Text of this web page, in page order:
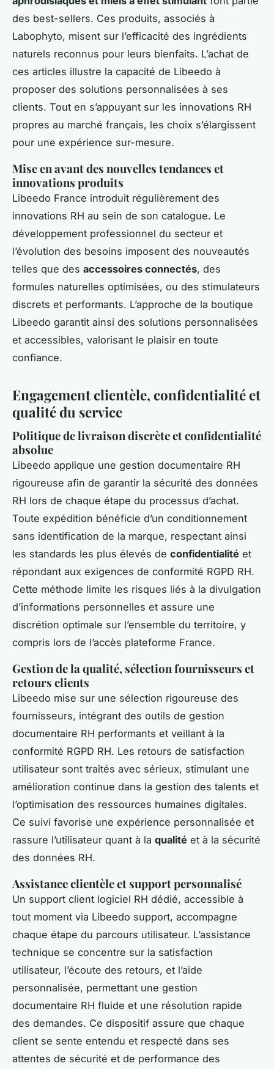
des best-sellers. Ces produits, associés à
Labophyto, misent sur l’efficacité des ingrédients
naturels reconnus pour leurs bienfaits. L’achat de
ces articles illustre la capacité de Libeedo à
proposer des solutions personnalisées à ses
clients. Tout en s’appuyant sur les innovations RH
propres au marché français, les choix s’élargissent
pour une expérience sur-mesure.
Mise en avant des nouvelles tendances et
innovations produits
Libeedo France introduit régulièrement des
innovations RH au sein de son catalogue. Le
développement professionnel du secteur et
l’évolution des besoins imposent des nouveautés
telles que des accessoires connectés, des
formules naturelles optimisées, ou des stimulateurs
discrets et performants. L’approche de la boutique
Libeedo garantit ainsi des solutions personnalisées
et accessibles, valorisant le plaisir en toute
confiance.
Engagement clientèle, confidentialité et
qualité du service
Politique de livraison discrète et confidentialité
absolue
Libeedo applique une gestion documentaire RH
rigoureuse afin de garantir la sécurité des données
RH lors de chaque étape du processus d’achat.
Toute expédition bénéficie d’un conditionnement
sans identification de la marque, respectant ainsi
les standards les plus élevés de confidentialité et
répondant aux exigences de conformité RGPD RH.
Cette méthode limite les risques liés à la divulgation
d’informations personnelles et assure une
discrétion optimale sur l’ensemble du territoire, y
compris lors de l’accès plateforme France.
Gestion de la qualité, sélection fournisseurs et
retours clients
Libeedo mise sur une sélection rigoureuse des
fournisseurs, intégrant des outils de gestion
documentaire RH performants et veillant à la
conformité RGPD RH. Les retours de satisfaction
utilisateur sont traités avec sérieux, stimulant une
amélioration continue dans la gestion des talents et
l’optimisation des ressources humaines digitales.
Ce suivi favorise une expérience personnalisée et
rassure l’utilisateur quant à la qualité et à la sécurité
des données RH.
Assistance clientèle et support personnalisé
Un support client logiciel RH dédié, accessible à
tout moment via Libeedo support, accompagne
chaque étape du parcours utilisateur. L’assistance
technique se concentre sur la satisfaction
utilisateur, l’écoute des retours, et l’aide
personnalisée, permettant une gestion
documentaire RH fluide et une résolution rapide
des demandes. Ce dispositif assure que chaque
client se sente entendu et respecté dans ses
attentes de sécurité et de performance des